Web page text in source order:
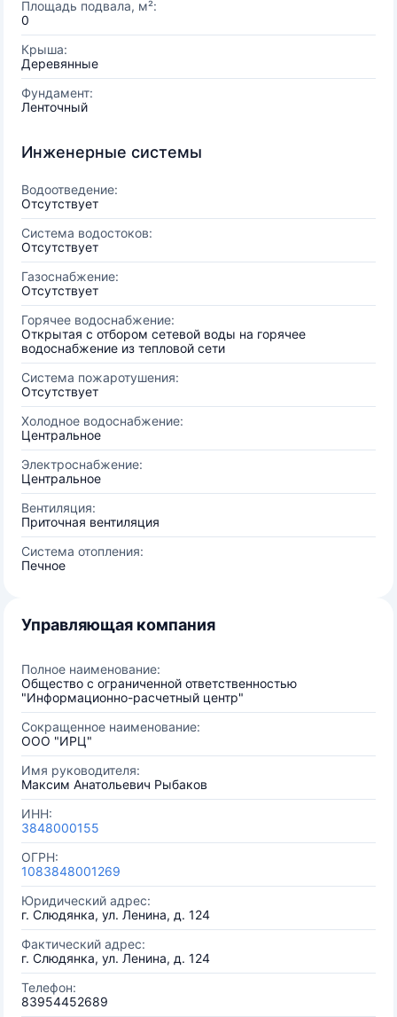
Площадь подвала, м²:
0
Крыша:
Деревянные
Фундамент:
Ленточный
Инженерные системы
Водоотведение:
Отсутствует
Система водостоков:
Отсутствует
Газоснабжение:
Отсутствует
Горячее водоснабжение:
Открытая с отбором сетевой воды на горячее
водоснабжение из тепловой сети
Система пожаротушения:
Отсутствует
Холодное водоснабжение:
Центральное
Электроснабжение:
Центральное
Вентиляция:
Приточная вентиляция
Система отопления:
Печное
Управляющая компания
Полное наименование:
Общество с ограниченной ответственностью
"Информационно-расчетный центр"
Сокращенное наименование:
ООО "ИРЦ"
Имя руководителя:
Максим Анатольевич Рыбаков
ИНН:
3848000155
ОГРН:
1083848001269
Юридический адрес:
г. Слюдянка, ул. Ленина, д. 124
Фактический адрес:
г. Слюдянка, ул. Ленина, д. 124
Телефон:
83954452689